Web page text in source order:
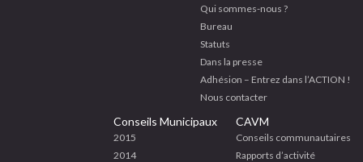
Qui sommes-nous ?
Bureau
Statuts
Dans la presse
Adhésion – Entrez dans l’ACTION !
Nous contacter
Conseils Municipaux
2015
2014
CAVM
Conseils communautaires
Rapports d’activité